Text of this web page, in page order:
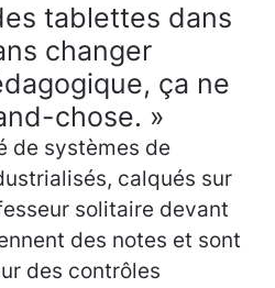
tablettes dans
changer
ça ne
chose. »
de systèmes de
calqués sur
solitaire devant
des notes et sont
des contrôles